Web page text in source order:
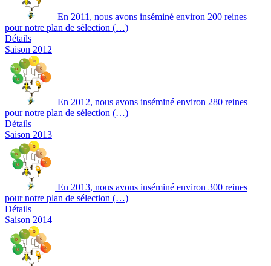
En 2011, nous avons inséminé environ 200 reines
pour notre plan de sélection (…)
Détails
Saison 2012
En 2012, nous avons inséminé environ 280 reines
pour notre plan de sélection (…)
Détails
Saison 2013
En 2013, nous avons inséminé environ 300 reines
pour notre plan de sélection (…)
Détails
Saison 2014